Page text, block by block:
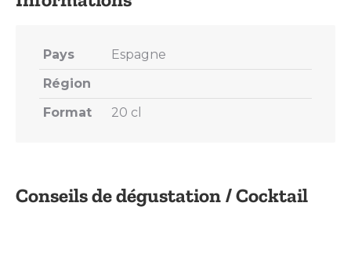
Conseils de dégustation / Cocktail
Pays
Espagne
Région
Format
20 cl